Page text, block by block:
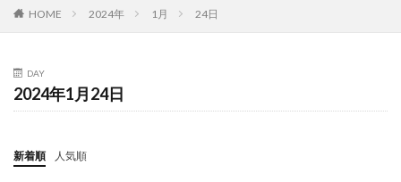
HOME 2024年 1月 24日
DAY
2024年1月24日
新着順 人気順